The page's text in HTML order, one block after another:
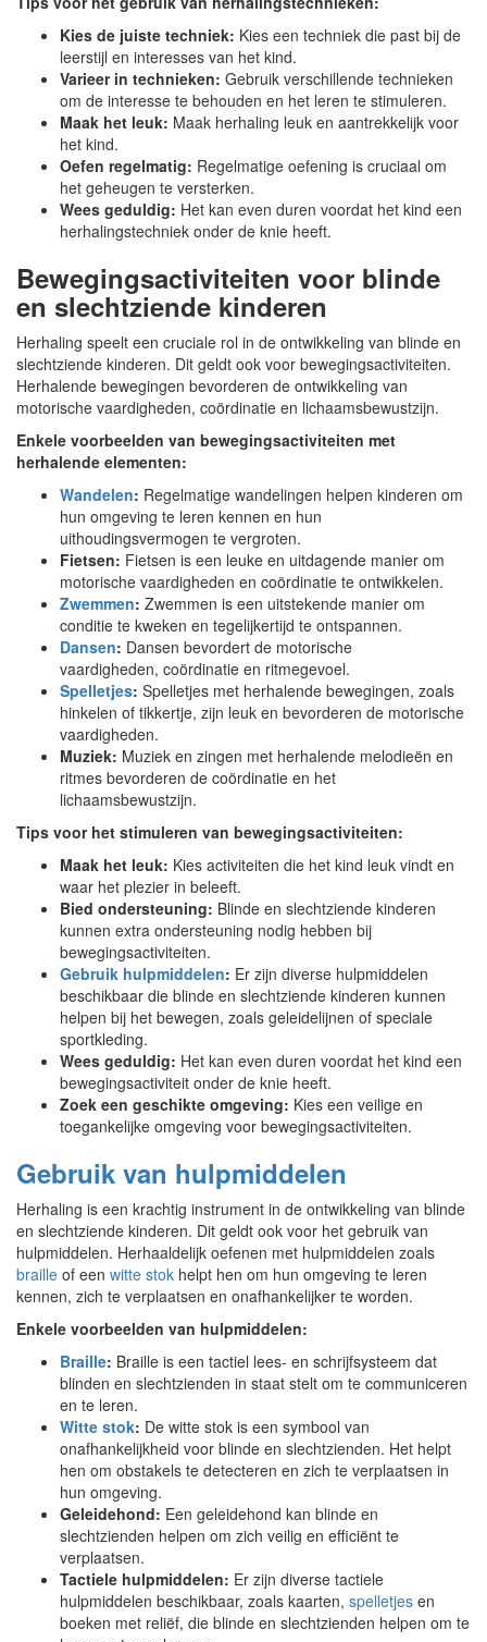
Kies de juiste techniek: Kies een techniek die past bij de
leerstijl en interesses van het kind.
Varieer in technieken: Gebruik verschillende technieken
om de interesse te behouden en het leren te stimuleren.
Maak het leuk: Maak herhaling leuk en aantrekkelijk voor
het kind.
Oefen regelmatig: Regelmatige oefening is cruciaal om
het geheugen te versterken.
Wees geduldig: Het kan even duren voordat het kind een
herhalingstechniek onder de knie heeft.
Bewegingsactiviteiten voor blinde
en slechtziende kinderen
Herhaling speelt een cruciale rol in de ontwikkeling van blinde en
slechtziende kinderen. Dit geldt ook voor bewegingsactiviteiten.
Herhalende bewegingen bevorderen de ontwikkeling van
motorische vaardigheden, coördinatie en lichaamsbewustzijn.
Enkele voorbeelden van bewegingsactiviteiten met
herhalende elementen:
Wandelen: Regelmatige wandelingen helpen kinderen om
hun omgeving te leren kennen en hun
uithoudingsvermogen te vergroten.
Fietsen: Fietsen is een leuke en uitdagende manier om
motorische vaardigheden en coördinatie te ontwikkelen.
Zwemmen: Zwemmen is een uitstekende manier om
conditie te kweken en tegelijkertijd te ontspannen.
Dansen: Dansen bevordert de motorische
vaardigheden, coördinatie en ritmegevoel.
Spelletjes: Spelletjes met herhalende bewegingen, zoals
hinkelen of tikkertje, zijn leuk en bevorderen de motorische
vaardigheden.
Muziek: Muziek en zingen met herhalende melodieën en
ritmes bevorderen de coördinatie en het
lichaamsbewustzijn.
Tips voor het stimuleren van bewegingsactiviteiten:
Maak het leuk: Kies activiteiten die het kind leuk vindt en
waar het plezier in beleeft.
Bied ondersteuning: Blinde en slechtziende kinderen
kunnen extra ondersteuning nodig hebben bij
bewegingsactiviteiten.
Gebruik hulpmiddelen: Er zijn diverse hulpmiddelen
beschikbaar die blinde en slechtziende kinderen kunnen
helpen bij het bewegen, zoals geleidelijnen of speciale
sportkleding.
Wees geduldig: Het kan even duren voordat het kind een
bewegingsactiviteit onder de knie heeft.
Zoek een geschikte omgeving: Kies een veilige en
toegankelijke omgeving voor bewegingsactiviteiten.
Gebruik van hulpmiddelen
Herhaling is een krachtig instrument in de ontwikkeling van blinde
en slechtziende kinderen. Dit geldt ook voor het gebruik van
hulpmiddelen. Herhaaldelijk oefenen met hulpmiddelen zoals
braille of een witte stok helpt hen om hun omgeving te leren
kennen, zich te verplaatsen en onafhankelijker te worden.
Enkele voorbeelden van hulpmiddelen:
Braille: Braille is een tactiel lees- en schrijfsysteem dat
blinden en slechtzienden in staat stelt om te communiceren
en te leren.
Witte stok: De witte stok is een symbool van
onafhankelijkheid voor blinde en slechtzienden. Het helpt
hen om obstakels te detecteren en zich te verplaatsen in
hun omgeving.
Geleidehond: Een geleidehond kan blinde en
slechtzienden helpen om zich veilig en efficiënt te
verplaatsen.
Tactiele hulpmiddelen: Er zijn diverse tactiele
hulpmiddelen beschikbaar, zoals kaarten, spelletjes en
boeken met reliëf, die blinde en slechtzienden helpen om te